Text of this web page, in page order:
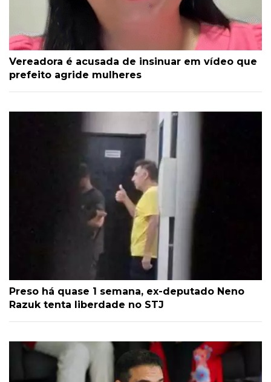
Vereadora é acusada de insinuar em vídeo que
prefeito agride mulheres
Preso há quase 1 semana, ex-deputado Neno
Razuk tenta liberdade no STJ